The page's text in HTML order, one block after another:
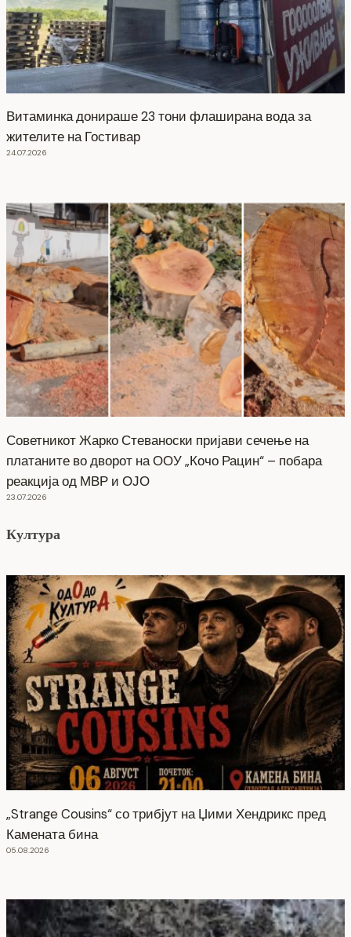
Витаминка донираше 23 тони флаширана вода за
жителите на Гостивар
24.07.2026
Советникот Жарко Стеваноски пријави сечење на
платаните во дворот на ООУ „Кочо Рацин“ – побара
реакција од МВР и ОЈО
23.07.2026
Култура
„Strange Cousins“ со трибјут на Џими Хендрикс пред
Камената бина
05.08.2026